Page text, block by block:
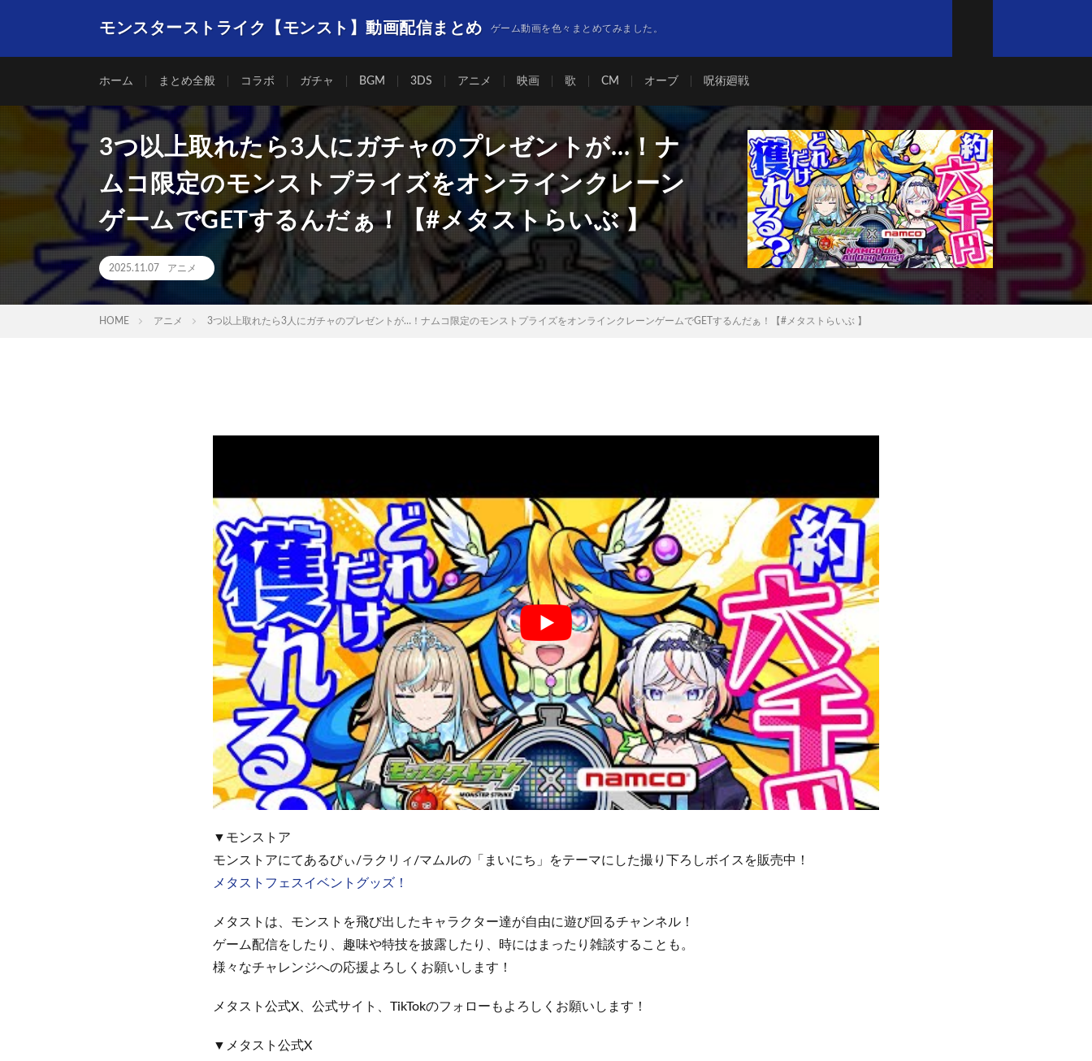
モンスターストライク【モンスト】動画配信まとめ ゲーム動画を色々まとめてみました。
ホーム まとめ全般 コラボ ガチャ BGM 3DS アニメ 映画 歌 CM オーブ 呪術廻戦
3つ以上取れたら3人にガチャのプレゼントが…！ナ
ムコ限定のモンストプライズをオンラインクレーン
ゲームでGETするんだぁ！【#メタストらいぶ 】
2025.11.07 アニメ
HOME アニメ 3つ以上取れたら3人にガチャのプレゼントが…！ナムコ限定のモンストプライズをオンラインクレーンゲームでGETするんだぁ！【#メタストらいぶ 】
▼モンストア
モンストアにてあるびぃ/ラクリィ/マムルの「まいにち」をテーマにした撮り下ろしボイスを販売中！
メタストフェスイベントグッズ！
メタストは、モンストを飛び出したキャラクター達が自由に遊び回るチャンネル！
ゲーム配信をしたり、趣味や特技を披露したり、時にはまったり雑談することも。
様々なチャレンジへの応援よろしくお願いします！
メタスト公式X、公式サイト、TikTokのフォローもよろしくお願いします！
▼メタスト公式X